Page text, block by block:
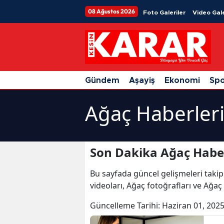
08 Ağustos 2026 Foto Galeriler Video
Gündem Aşayiş Ekonomi
Ağaç Haberleri
Son Dakika Ağaç
Bu sayfada güncel gelişmeleri
videoları, Ağaç fotoğrafları ve
Güncelleme Tarihi: Haziran 01,